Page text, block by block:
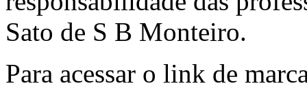
Sato de S B Monteiro.
Para acessar o link de